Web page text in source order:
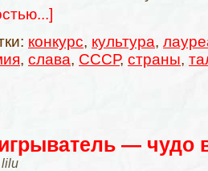
конкурс, культура,
, слава, СССР, страны,
— чудо
lilu